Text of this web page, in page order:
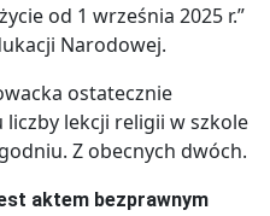
od 1 września 2025 r.”
Narodowej.
ostatecznie
liczby lekcji religii w szkole
Z obecnych dwóch.
aktem bezprawnym